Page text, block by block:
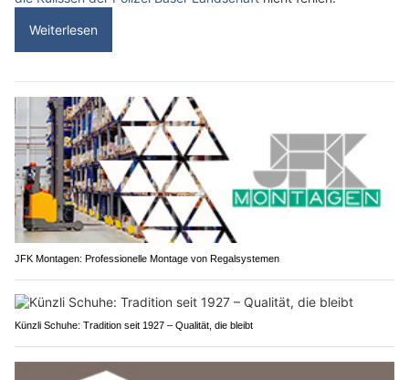
Weiterlesen
JFK Montagen: Professionelle Montage von Regalsystemen
Künzli Schuhe: Tradition seit 1927 – Qualität, die bleibt